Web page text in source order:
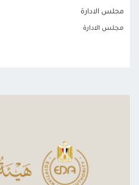
مجلس الادارة
مجلس الادارة